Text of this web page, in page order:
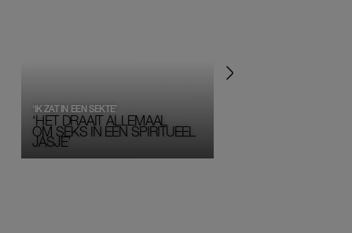
‘HET DRAAIT ALLEMAAL
OM SEKS IN EEN SPIRITUEEL
JASJE’
‘IK ZAT IN EEN SEKTE’